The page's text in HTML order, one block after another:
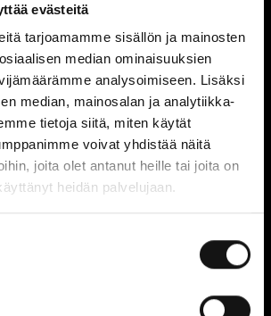
evästeitä
tarjoamamme sisällön ja mainosten
median ominaisuuksien
analysoimiseen. Lisäksi
median, mainosalan ja analytiikka-
tietoja siitä, miten käytät
voivat yhdistää näitä
joita olet antanut heille tai joita on
heidän palvelujaan.
today:
Location:1st floor
ON THE FLOOR PLAN